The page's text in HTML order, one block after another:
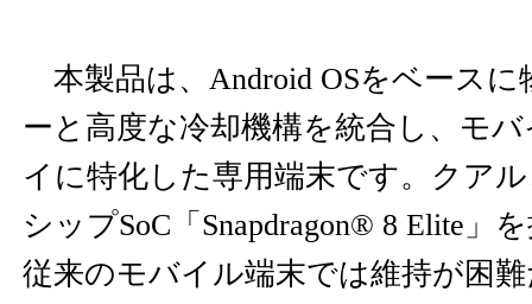
本製品は、Android OSをベースに
ーと高度な冷却機構を統合し、モ
イに特化した専用端末です。クア
シップSoC「Snapdragon® 8 Elite」
従来のモバイル端末では維持が困